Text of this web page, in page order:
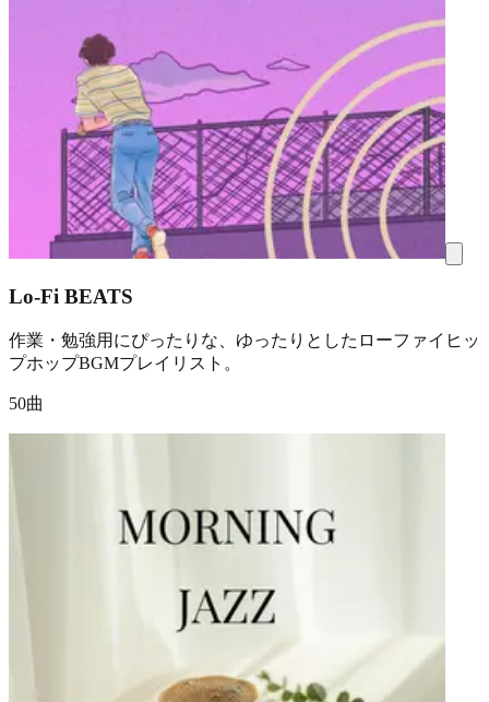
Lo-Fi BEATS
作業・勉強用にぴったりな、ゆったりとしたローファイヒッ
プホップBGMプレイリスト。
50曲